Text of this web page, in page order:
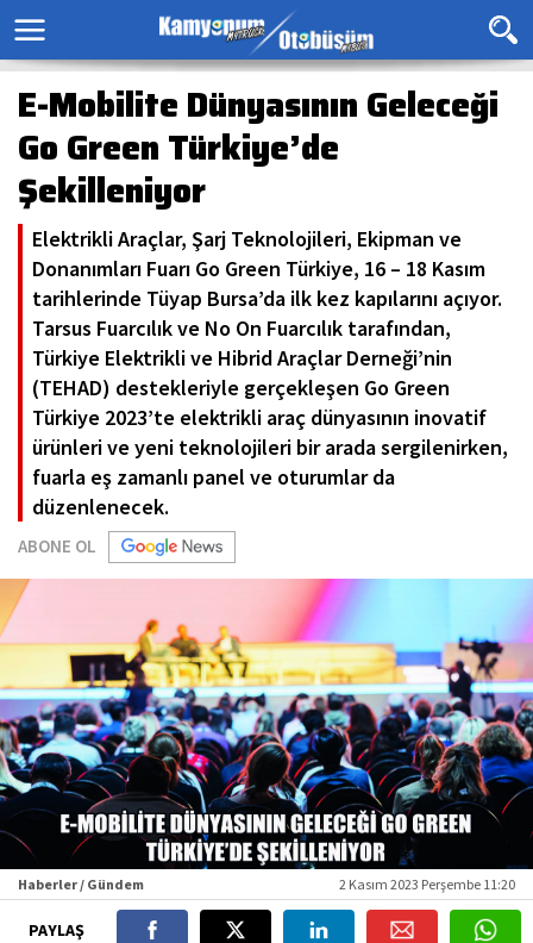
E-Mobilite Dünyasının Geleceği
Go Green Türkiye’de
Şekilleniyor
Elektrikli Araçlar, Şarj Teknolojileri, Ekipman ve
Donanımları Fuarı Go Green Türkiye, 16 – 18 Kasım
tarihlerinde Tüyap Bursa’da ilk kez kapılarını açıyor.
Tarsus Fuarcılık ve No On Fuarcılık tarafından,
Türkiye Elektrikli ve Hibrid Araçlar Derneği’nin
(TEHAD) destekleriyle gerçekleşen Go Green
Türkiye 2023’te elektrikli araç dünyasının inovatif
ürünleri ve yeni teknolojileri bir arada sergilenirken,
fuarla eş zamanlı panel ve oturumlar da
düzenlenecek.
ABONE OL
Haberler / Gündem 2 Kasım 2023 Perşembe 11:20
PAYLAŞ